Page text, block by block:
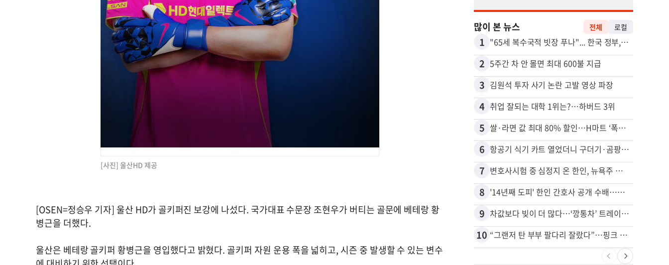
[사진] 울산HD 제공
[OSEN=정승우 기자] 울산 HD가 골키퍼진 보강에 나섰다. 국가대표 수문장 조현우가 버티는 골문에 베테랑 황
병근을 더했다.
울산은 베테랑 골키퍼 황병근을 영입했다고 밝혔다. 골키퍼 자원 운용 폭을 넓히고, 시즌 중 발생할 수 있는 변수
많이 본 뉴스 전체 로컬
1 "65세 복수국적 빗장 푸나"... 한국 정부, 연령 완화 전면 추진
2 5주간 차 안 몰면 최대 600불 지급
3 김원석 투자 사기 논란 고발 영상 파장
4 취업 잘되는 대학 1위는?…하버드 3위
5 쌀·라면 값 최대 80% 할인…H마트 ‘폭탄 세일’
6 항공기 식기 카트 열었더니 구더기·곰팡이…LAX 기내식 업체 논란
7 변호사시험 중 심정지 온 한인, 뉴욕주 제소
8 '14년째 도피' 한인 간호사 공개 수배…메디케어 사기 유죄
9 차값보다 빚이 더 많다…‘깡통차’ 트레이드인 급증
10 “그랜저 탄 부부 팔다리 잘랐다”…핑크 살인공장 충격 실체